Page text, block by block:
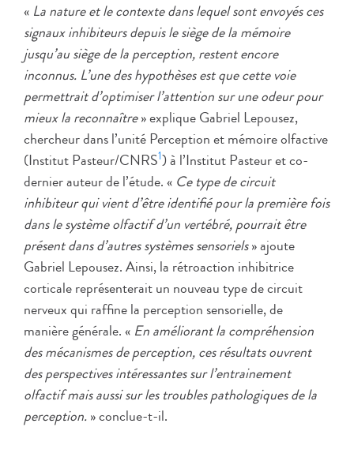
« La nature et le contexte dans lequel sont envoyés ces
signaux inhibiteurs depuis le siège de la mémoire
jusqu’au siège de la perception, restent encore
inconnus. L’une des hypothèses est que cette voie
permettrait d’optimiser l’attention sur une odeur pour
mieux la reconnaître» explique Gabriel Lepousez,
chercheur dans l’unité Perception et mémoire olfactive
(Institut Pasteur/CNRS1) à l’Institut Pasteur et co-
dernier auteur de l’étude. « Ce type de circuit
inhibiteur qui vient d’être identifié pour la première fois
dans le système olfactif d’un vertébré, pourrait être
présent dans d’autres systèmes sensoriels» ajoute
Gabriel Lepousez. Ainsi, la rétroaction inhibitrice
corticale représenterait un nouveau type de circuit
nerveux qui raffine la perception sensorielle, de
manière générale. « En améliorant la compréhension
des mécanismes de perception, ces résultats ouvrent
des perspectives intéressantes sur l’entrainement
olfactif mais aussi sur les troubles pathologiques de la
perception.» conclue-t-il.